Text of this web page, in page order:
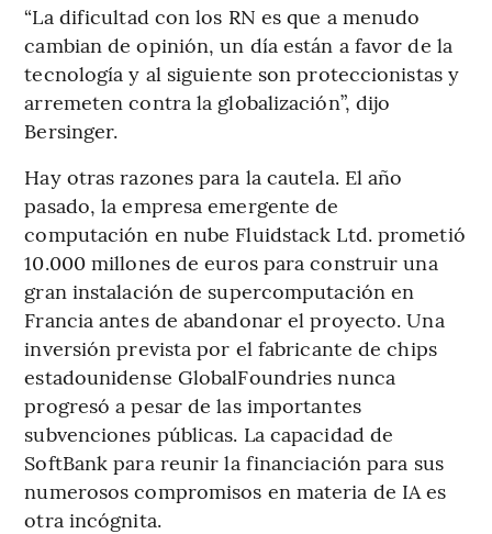
“La dificultad con los RN es que a menudo
cambian de opinión, un día están a favor de la
tecnología y al siguiente son proteccionistas y
arremeten contra la globalización”, dijo
Bersinger.
Hay otras razones para la cautela. El año
pasado, la empresa emergente de
computación en nube Fluidstack Ltd. prometió
10.000 millones de euros para construir una
gran instalación de supercomputación en
Francia antes de abandonar el proyecto. Una
inversión prevista por el fabricante de chips
estadounidense GlobalFoundries nunca
progresó a pesar de las importantes
subvenciones públicas. La capacidad de
SoftBank para reunir la financiación para sus
numerosos compromisos en materia de IA es
otra incógnita.